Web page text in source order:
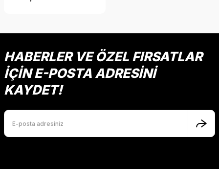
HABERLER VE ÖZEL FIRSATLAR
İÇİN E-POSTA ADRESİNİ
KAYDET!